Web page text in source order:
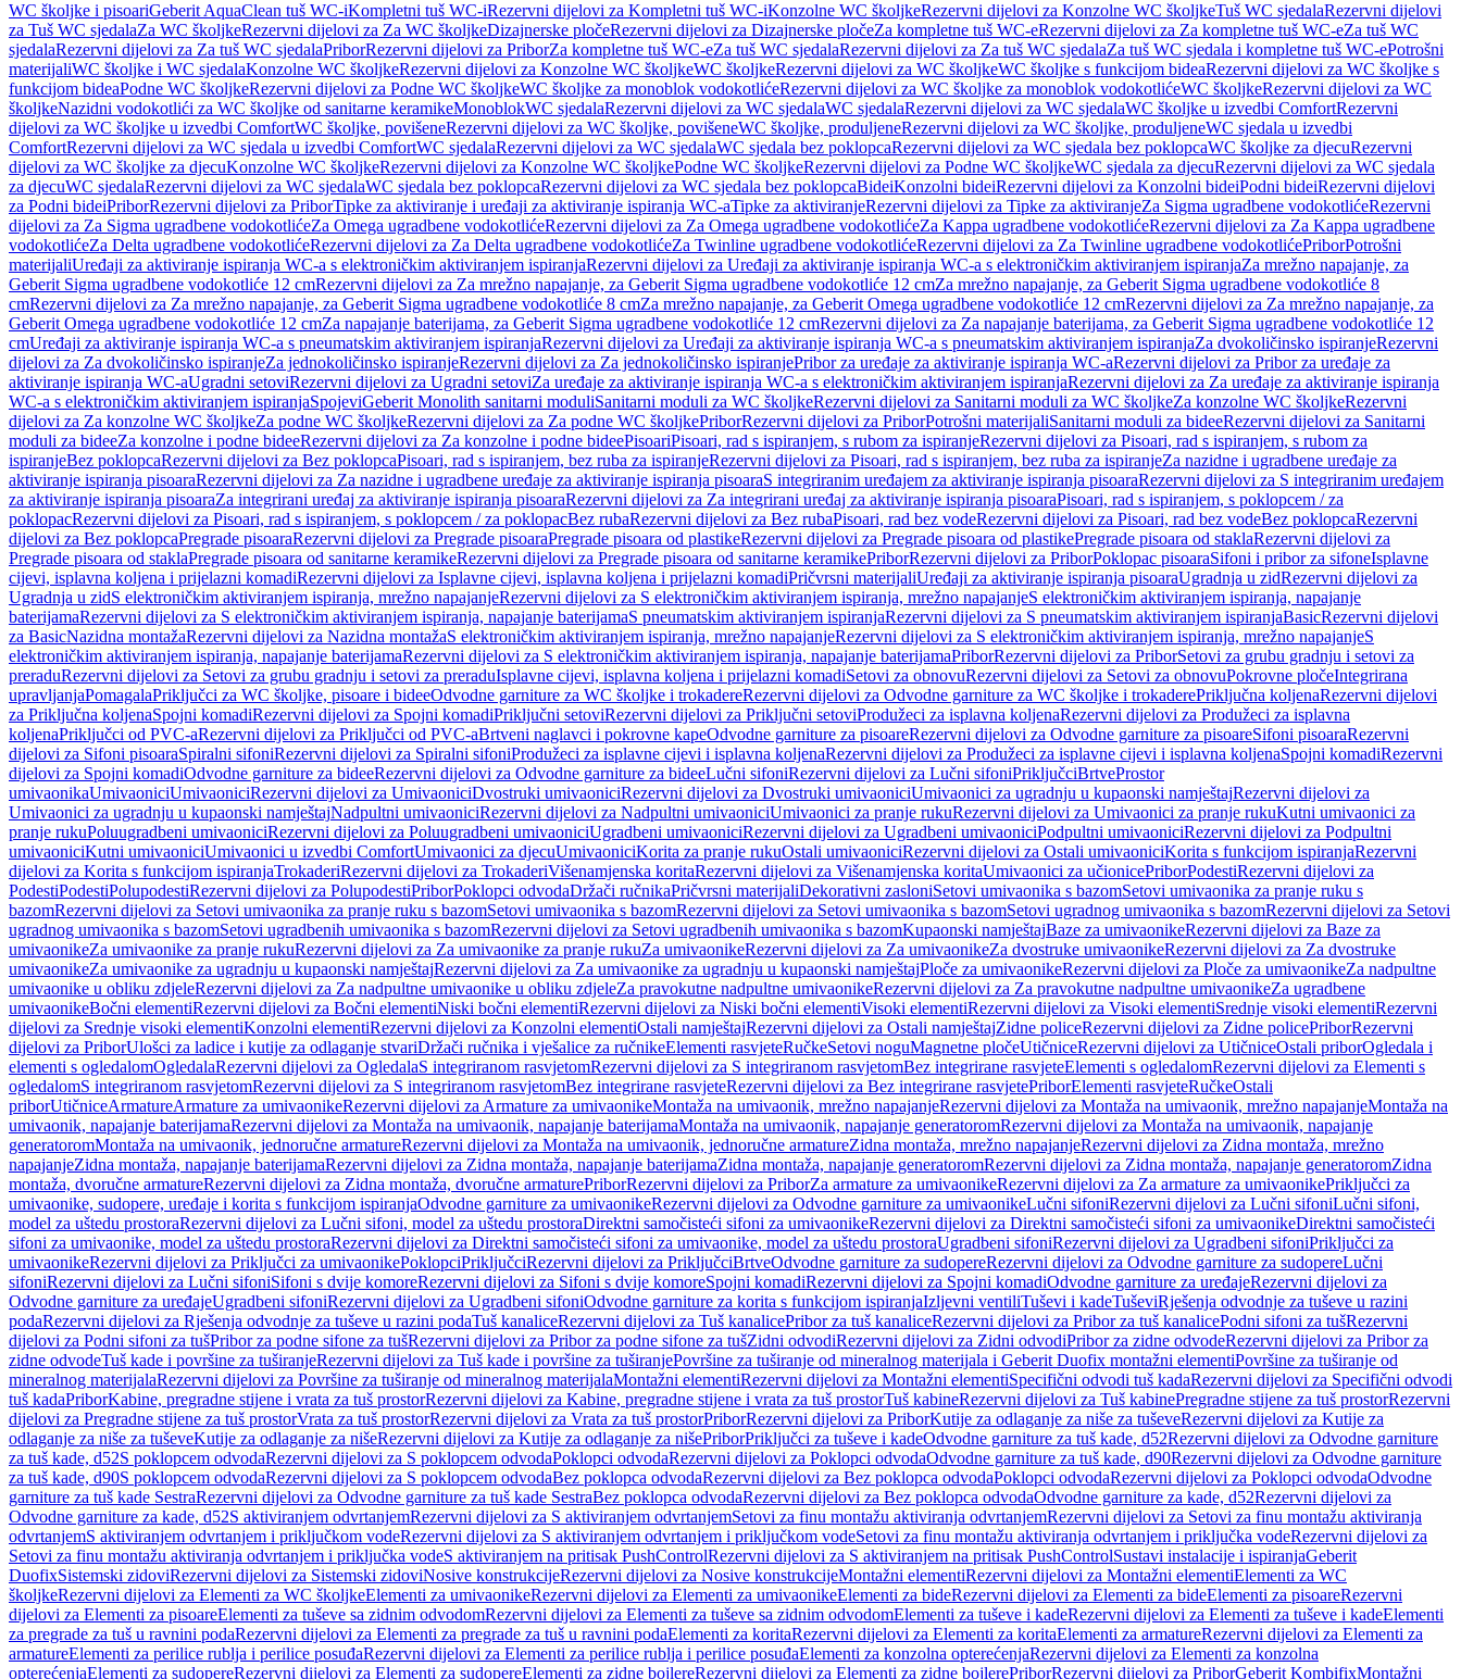
WC školjke i pisoariGeberit AquaClean tuš WC-iKompletni tuš WC-iRezervni dijelovi za Kompletni tuš WC-iKonzolne WC školjkeRezervni dijelovi za Konzolne WC školjkeTuš WC sjedalaRezervni dijelovi
za Tuš WC sjedalaZa WC školjkeRezervni dijelovi za Za WC školjkeDizajnerske pločeRezervni dijelovi za Dizajnerske pločeZa kompletne tuš WC-eRezervni dijelovi za Za kompletne tuš WC-eZa tuš WC
sjedalaRezervni dijelovi za Za tuš WC sjedalaPriborRezervni dijelovi za PriborZa kompletne tuš WC-eZa tuš WC sjedalaRezervni dijelovi za Za tuš WC sjedalaZa tuš WC sjedala i kompletne tuš WC-ePotrošni
materijaliWC školjke i WC sjedalaKonzolne WC školjkeRezervni dijelovi za Konzolne WC školjkeWC školjkeRezervni dijelovi za WC školjkeWC školjke s funkcijom bideaRezervni dijelovi za WC školjke s
funkcijom bideaPodne WC školjkeRezervni dijelovi za Podne WC školjkeWC školjke za monoblok vodokotlićeRezervni dijelovi za WC školjke za monoblok vodokotlićeWC školjkeRezervni dijelovi za WC
školjkeNazidni vodokotlići za WC školjke od sanitarne keramikeMonoblokWC sjedalaRezervni dijelovi za WC sjedalaWC sjedalaRezervni dijelovi za WC sjedalaWC školjke u izvedbi ComfortRezervni
dijelovi za WC školjke u izvedbi ComfortWC školjke, povišeneRezervni dijelovi za WC školjke, povišeneWC školjke, produljeneRezervni dijelovi za WC školjke, produljeneWC sjedala u izvedbi
ComfortRezervni dijelovi za WC sjedala u izvedbi ComfortWC sjedalaRezervni dijelovi za WC sjedalaWC sjedala bez poklopcaRezervni dijelovi za WC sjedala bez poklopcaWC školjke za djecuRezervni
dijelovi za WC školjke za djecuKonzolne WC školjkeRezervni dijelovi za Konzolne WC školjkePodne WC školjkeRezervni dijelovi za Podne WC školjkeWC sjedala za djecuRezervni dijelovi za WC sjedala
za djecuWC sjedalaRezervni dijelovi za WC sjedalaWC sjedala bez poklopcaRezervni dijelovi za WC sjedala bez poklopcaBideiKonzolni bideiRezervni dijelovi za Konzolni bideiPodni bideiRezervni dijelovi
za Podni bideiPriborRezervni dijelovi za PriborTipke za aktiviranje i uređaji za aktiviranje ispiranja WC-aTipke za aktiviranjeRezervni dijelovi za Tipke za aktiviranjeZa Sigma ugradbene vodokotlićeRezervni
dijelovi za Za Sigma ugradbene vodokotlićeZa Omega ugradbene vodokotlićeRezervni dijelovi za Za Omega ugradbene vodokotlićeZa Kappa ugradbene vodokotlićeRezervni dijelovi za Za Kappa ugradbene
vodokotlićeZa Delta ugradbene vodokotlićeRezervni dijelovi za Za Delta ugradbene vodokotlićeZa Twinline ugradbene vodokotlićeRezervni dijelovi za Za Twinline ugradbene vodokotlićePriborPotrošni
materijaliUređaji za aktiviranje ispiranja WC-a s elektroničkim aktiviranjem ispiranjaRezervni dijelovi za Uređaji za aktiviranje ispiranja WC-a s elektroničkim aktiviranjem ispiranjaZa mrežno napajanje, za
Geberit Sigma ugradbene vodokotliće 12 cmRezervni dijelovi za Za mrežno napajanje, za Geberit Sigma ugradbene vodokotliće 12 cmZa mrežno napajanje, za Geberit Sigma ugradbene vodokotliće 8
cmRezervni dijelovi za Za mrežno napajanje, za Geberit Sigma ugradbene vodokotliće 8 cmZa mrežno napajanje, za Geberit Omega ugradbene vodokotliće 12 cmRezervni dijelovi za Za mrežno napajanje, za
Geberit Omega ugradbene vodokotliće 12 cmZa napajanje baterijama, za Geberit Sigma ugradbene vodokotliće 12 cmRezervni dijelovi za Za napajanje baterijama, za Geberit Sigma ugradbene vodokotliće 12
cmUređaji za aktiviranje ispiranja WC-a s pneumatskim aktiviranjem ispiranjaRezervni dijelovi za Uređaji za aktiviranje ispiranja WC-a s pneumatskim aktiviranjem ispiranjaZa dvokoličinsko ispiranjeRezervni
dijelovi za Za dvokoličinsko ispiranjeZa jednokoličinsko ispiranjeRezervni dijelovi za Za jednokoličinsko ispiranjePribor za uređaje za aktiviranje ispiranja WC-aRezervni dijelovi za Pribor za uređaje za
aktiviranje ispiranja WC-aUgradni setoviRezervni dijelovi za Ugradni setoviZa uređaje za aktiviranje ispiranja WC-a s elektroničkim aktiviranjem ispiranjaRezervni dijelovi za Za uređaje za aktiviranje ispiranja
WC-a s elektroničkim aktiviranjem ispiranjaSpojeviGeberit Monolith sanitarni moduliSanitarni moduli za WC školjkeRezervni dijelovi za Sanitarni moduli za WC školjkeZa konzolne WC školjkeRezervni
dijelovi za Za konzolne WC školjkeZa podne WC školjkeRezervni dijelovi za Za podne WC školjkePriborRezervni dijelovi za PriborPotrošni materijaliSanitarni moduli za bideeRezervni dijelovi za Sanitarni
moduli za bideeZa konzolne i podne bideeRezervni dijelovi za Za konzolne i podne bideePisoariPisoari, rad s ispiranjem, s rubom za ispiranjeRezervni dijelovi za Pisoari, rad s ispiranjem, s rubom za
ispiranjeBez poklopcaRezervni dijelovi za Bez poklopcaPisoari, rad s ispiranjem, bez ruba za ispiranjeRezervni dijelovi za Pisoari, rad s ispiranjem, bez ruba za ispiranjeZa nazidne i ugradbene uređaje za
aktiviranje ispiranja pisoaraRezervni dijelovi za Za nazidne i ugradbene uređaje za aktiviranje ispiranja pisoaraS integriranim uređajem za aktiviranje ispiranja pisoaraRezervni dijelovi za S integriranim uređajem
za aktiviranje ispiranja pisoaraZa integrirani uređaj za aktiviranje ispiranja pisoaraRezervni dijelovi za Za integrirani uređaj za aktiviranje ispiranja pisoaraPisoari, rad s ispiranjem, s poklopcem / za
poklopacRezervni dijelovi za Pisoari, rad s ispiranjem, s poklopcem / za poklopacBez rubaRezervni dijelovi za Bez rubaPisoari, rad bez vodeRezervni dijelovi za Pisoari, rad bez vodeBez poklopcaRezervni
dijelovi za Bez poklopcaPregrade pisoaraRezervni dijelovi za Pregrade pisoaraPregrade pisoara od plastikeRezervni dijelovi za Pregrade pisoara od plastikePregrade pisoara od staklaRezervni dijelovi za
Pregrade pisoara od staklaPregrade pisoara od sanitarne keramikeRezervni dijelovi za Pregrade pisoara od sanitarne keramikePriborRezervni dijelovi za PriborPoklopac pisoaraSifoni i pribor za sifoneIsplavne
cijevi, isplavna koljena i prijelazni komadiRezervni dijelovi za Isplavne cijevi, isplavna koljena i prijelazni komadiPričvrsni materijaliUređaji za aktiviranje ispiranja pisoaraUgradnja u zidRezervni dijelovi za
Ugradnja u zidS elektroničkim aktiviranjem ispiranja, mrežno napajanjeRezervni dijelovi za S elektroničkim aktiviranjem ispiranja, mrežno napajanjeS elektroničkim aktiviranjem ispiranja, napajanje
baterijamaRezervni dijelovi za S elektroničkim aktiviranjem ispiranja, napajanje baterijamaS pneumatskim aktiviranjem ispiranjaRezervni dijelovi za S pneumatskim aktiviranjem ispiranjaBasicRezervni dijelovi
za BasicNazidna montažaRezervni dijelovi za Nazidna montažaS elektroničkim aktiviranjem ispiranja, mrežno napajanjeRezervni dijelovi za S elektroničkim aktiviranjem ispiranja, mrežno napajanjeS
elektroničkim aktiviranjem ispiranja, napajanje baterijamaRezervni dijelovi za S elektroničkim aktiviranjem ispiranja, napajanje baterijamaPriborRezervni dijelovi za PriborSetovi za grubu gradnju i setovi za
preraduRezervni dijelovi za Setovi za grubu gradnju i setovi za preraduIsplavne cijevi, isplavna koljena i prijelazni komadiSetovi za obnovuRezervni dijelovi za Setovi za obnovuPokrovne pločeIntegrirana
upravljanjaPomagalaPriključci za WC školjke, pisoare i bideeOdvodne garniture za WC školjke i trokadereRezervni dijelovi za Odvodne garniture za WC školjke i trokaderePriključna koljenaRezervni dijelovi
za Priključna koljenaSpojni komadiRezervni dijelovi za Spojni komadiPriključni setoviRezervni dijelovi za Priključni setoviProdužeci za isplavna koljenaRezervni dijelovi za Produžeci za isplavna
koljenaPriključci od PVC-aRezervni dijelovi za Priključci od PVC-aBrtveni naglavci i pokrovne kapeOdvodne garniture za pisoareRezervni dijelovi za Odvodne garniture za pisoareSifoni pisoaraRezervni
dijelovi za Sifoni pisoaraSpiralni sifoniRezervni dijelovi za Spiralni sifoniProdužeci za isplavne cijevi i isplavna koljenaRezervni dijelovi za Produžeci za isplavne cijevi i isplavna koljenaSpojni komadiRezervni
dijelovi za Spojni komadiOdvodne garniture za bideeRezervni dijelovi za Odvodne garniture za bideeLučni sifoniRezervni dijelovi za Lučni sifoniPriključciBrtveProstor
umivaonikaUmivaoniciUmivaoniciRezervni dijelovi za UmivaoniciDvostruki umivaoniciRezervni dijelovi za Dvostruki umivaoniciUmivaonici za ugradnju u kupaonski namještajRezervni dijelovi za
Umivaonici za ugradnju u kupaonski namještajNadpultni umivaoniciRezervni dijelovi za Nadpultni umivaoniciUmivaonici za pranje rukuRezervni dijelovi za Umivaonici za pranje rukuKutni umivaonici za
pranje rukuPoluugradbeni umivaoniciRezervni dijelovi za Poluugradbeni umivaoniciUgradbeni umivaoniciRezervni dijelovi za Ugradbeni umivaoniciPodpultni umivaoniciRezervni dijelovi za Podpultni
umivaoniciKutni umivaoniciUmivaonici u izvedbi ComfortUmivaonici za djecuUmivaoniciKorita za pranje rukuOstali umivaoniciRezervni dijelovi za Ostali umivaoniciKorita s funkcijom ispiranjaRezervni
dijelovi za Korita s funkcijom ispiranjaTrokaderiRezervni dijelovi za TrokaderiVišenamjenska koritaRezervni dijelovi za Višenamjenska koritaUmivaonici za učionicePriborPodestiRezervni dijelovi za
PodestiPodestiPolupodestiRezervni dijelovi za PolupodestiPriborPoklopci odvodaDržači ručnikaPričvrsni materijaliDekorativni zasloniSetovi umivaonika s bazomSetovi umivaonika za pranje ruku s
bazomRezervni dijelovi za Setovi umivaonika za pranje ruku s bazomSetovi umivaonika s bazomRezervni dijelovi za Setovi umivaonika s bazomSetovi ugradnog umivaonika s bazomRezervni dijelovi za Setovi
ugradnog umivaonika s bazomSetovi ugradbenih umivaonika s bazomRezervni dijelovi za Setovi ugradbenih umivaonika s bazomKupaonski namještajBaze za umivaonikeRezervni dijelovi za Baze za
umivaonikeZa umivaonike za pranje rukuRezervni dijelovi za Za umivaonike za pranje rukuZa umivaonikeRezervni dijelovi za Za umivaonikeZa dvostruke umivaonikeRezervni dijelovi za Za dvostruke
umivaonikeZa umivaonike za ugradnju u kupaonski namještajRezervni dijelovi za Za umivaonike za ugradnju u kupaonski namještajPloče za umivaonikeRezervni dijelovi za Ploče za umivaonikeZa nadpultne
umivaonike u obliku zdjeleRezervni dijelovi za Za nadpultne umivaonike u obliku zdjeleZa pravokutne nadpultne umivaonikeRezervni dijelovi za Za pravokutne nadpultne umivaonikeZa ugradbene
umivaonikeBočni elementiRezervni dijelovi za Bočni elementiNiski bočni elementiRezervni dijelovi za Niski bočni elementiVisoki elementiRezervni dijelovi za Visoki elementiSrednje visoki elementiRezervni
dijelovi za Srednje visoki elementiKonzolni elementiRezervni dijelovi za Konzolni elementiOstali namještajRezervni dijelovi za Ostali namještajZidne policeRezervni dijelovi za Zidne policePriborRezervni
dijelovi za PriborUlošci za ladice i kutije za odlaganje stvariDržači ručnika i vješalice za ručnikeElementi rasvjeteRučkeSetovi noguMagnetne pločeUtičniceRezervni dijelovi za UtičniceOstali priborOgledala i
elementi s ogledalomOgledalaRezervni dijelovi za OgledalaS integriranom rasvjetomRezervni dijelovi za S integriranom rasvjetomBez integrirane rasvjeteElementi s ogledalomRezervni dijelovi za Elementi s
ogledalomS integriranom rasvjetomRezervni dijelovi za S integriranom rasvjetomBez integrirane rasvjeteRezervni dijelovi za Bez integrirane rasvjetePriborElementi rasvjeteRučkeOstali
priborUtičniceArmatureArmature za umivaonikeRezervni dijelovi za Armature za umivaonikeMontaža na umivaonik, mrežno napajanjeRezervni dijelovi za Montaža na umivaonik, mrežno napajanjeMontaža na
umivaonik, napajanje baterijamaRezervni dijelovi za Montaža na umivaonik, napajanje baterijamaMontaža na umivaonik, napajanje generatoromRezervni dijelovi za Montaža na umivaonik, napajanje
generatoromMontaža na umivaonik, jednoručne armatureRezervni dijelovi za Montaža na umivaonik, jednoručne armatureZidna montaža, mrežno napajanjeRezervni dijelovi za Zidna montaža, mrežno
napajanjeZidna montaža, napajanje baterijamaRezervni dijelovi za Zidna montaža, napajanje baterijamaZidna montaža, napajanje generatoromRezervni dijelovi za Zidna montaža, napajanje generatoromZidna
montaža, dvoručne armatureRezervni dijelovi za Zidna montaža, dvoručne armaturePriborRezervni dijelovi za PriborZa armature za umivaonikeRezervni dijelovi za Za armature za umivaonikePriključci za
umivaonike, sudopere, uređaje i korita s funkcijom ispiranjaOdvodne garniture za umivaonikeRezervni dijelovi za Odvodne garniture za umivaonikeLučni sifoniRezervni dijelovi za Lučni sifoniLučni sifoni,
model za uštedu prostoraRezervni dijelovi za Lučni sifoni, model za uštedu prostoraDirektni samočisteći sifoni za umivaonikeRezervni dijelovi za Direktni samočisteći sifoni za umivaonikeDirektni samočisteći
sifoni za umivaonike, model za uštedu prostoraRezervni dijelovi za Direktni samočisteći sifoni za umivaonike, model za uštedu prostoraUgradbeni sifoniRezervni dijelovi za Ugradbeni sifoniPriključci za
umivaonikeRezervni dijelovi za Priključci za umivaonikePoklopciPriključciRezervni dijelovi za PriključciBrtveOdvodne garniture za sudopereRezervni dijelovi za Odvodne garniture za sudopereLučni
sifoniRezervni dijelovi za Lučni sifoniSifoni s dvije komoreRezervni dijelovi za Sifoni s dvije komoreSpojni komadiRezervni dijelovi za Spojni komadiOdvodne garniture za uređajeRezervni dijelovi za
Odvodne garniture za uređajeUgradbeni sifoniRezervni dijelovi za Ugradbeni sifoniOdvodne garniture za korita s funkcijom ispiranjaIzljevni ventiliTuševi i kadeTuševiRješenja odvodnje za tuševe u razini
podaRezervni dijelovi za Rješenja odvodnje za tuševe u razini podaTuš kanaliceRezervni dijelovi za Tuš kanalicePribor za tuš kanaliceRezervni dijelovi za Pribor za tuš kanalicePodni sifoni za tušRezervni
dijelovi za Podni sifoni za tušPribor za podne sifone za tušRezervni dijelovi za Pribor za podne sifone za tušZidni odvodiRezervni dijelovi za Zidni odvodiPribor za zidne odvodeRezervni dijelovi za Pribor za
zidne odvodeTuš kade i površine za tuširanjeRezervni dijelovi za Tuš kade i površine za tuširanjePovršine za tuširanje od mineralnog materijala i Geberit Duofix montažni elementiPovršine za tuširanje od
mineralnog materijalaRezervni dijelovi za Površine za tuširanje od mineralnog materijalaMontažni elementiRezervni dijelovi za Montažni elementiSpecifični odvodi tuš kadaRezervni dijelovi za Specifični odvodi
tuš kadaPriborKabine, pregradne stijene i vrata za tuš prostorRezervni dijelovi za Kabine, pregradne stijene i vrata za tuš prostorTuš kabineRezervni dijelovi za Tuš kabinePregradne stijene za tuš prostorRezervni
dijelovi za Pregradne stijene za tuš prostorVrata za tuš prostorRezervni dijelovi za Vrata za tuš prostorPriborRezervni dijelovi za PriborKutije za odlaganje za niše za tuševeRezervni dijelovi za Kutije za
odlaganje za niše za tuševeKutije za odlaganje za nišeRezervni dijelovi za Kutije za odlaganje za nišePriborPriključci za tuševe i kadeOdvodne garniture za tuš kade, d52Rezervni dijelovi za Odvodne garniture
za tuš kade, d52S poklopcem odvodaRezervni dijelovi za S poklopcem odvodaPoklopci odvodaRezervni dijelovi za Poklopci odvodaOdvodne garniture za tuš kade, d90Rezervni dijelovi za Odvodne garniture
za tuš kade, d90S poklopcem odvodaRezervni dijelovi za S poklopcem odvodaBez poklopca odvodaRezervni dijelovi za Bez poklopca odvodaPoklopci odvodaRezervni dijelovi za Poklopci odvodaOdvodne
garniture za tuš kade SestraRezervni dijelovi za Odvodne garniture za tuš kade SestraBez poklopca odvodaRezervni dijelovi za Bez poklopca odvodaOdvodne garniture za kade, d52Rezervni dijelovi za
Odvodne garniture za kade, d52S aktiviranjem odvrtanjemRezervni dijelovi za S aktiviranjem odvrtanjemSetovi za finu montažu aktiviranja odvrtanjemRezervni dijelovi za Setovi za finu montažu aktiviranja
odvrtanjemS aktiviranjem odvrtanjem i priključkom vodeRezervni dijelovi za S aktiviranjem odvrtanjem i priključkom vodeSetovi za finu montažu aktiviranja odvrtanjem i priključka vodeRezervni dijelovi za
Setovi za finu montažu aktiviranja odvrtanjem i priključka vodeS aktiviranjem na pritisak PushControlRezervni dijelovi za S aktiviranjem na pritisak PushControlSustavi instalacije i ispiranjaGeberit
DuofixSistemski zidoviRezervni dijelovi za Sistemski zidoviNosive konstrukcijeRezervni dijelovi za Nosive konstrukcijeMontažni elementiRezervni dijelovi za Montažni elementiElementi za WC
školjkeRezervni dijelovi za Elementi za WC školjkeElementi za umivaonikeRezervni dijelovi za Elementi za umivaonikeElementi za bideRezervni dijelovi za Elementi za bideElementi za pisoareRezervni
dijelovi za Elementi za pisoareElementi za tuševe sa zidnim odvodomRezervni dijelovi za Elementi za tuševe sa zidnim odvodomElementi za tuševe i kadeRezervni dijelovi za Elementi za tuševe i kadeElementi
za pregrade za tuš u ravnini podaRezervni dijelovi za Elementi za pregrade za tuš u ravnini podaElementi za koritaRezervni dijelovi za Elementi za koritaElementi za armatureRezervni dijelovi za Elementi za
armatureElementi za perilice rublja i perilice posuđaRezervni dijelovi za Elementi za perilice rublja i perilice posuđaElementi za konzolna opterećenjaRezervni dijelovi za Elementi za konzolna
opterećenjaElementi za sudopereRezervni dijelovi za Elementi za sudopereElementi za zidne bojlereRezervni dijelovi za Elementi za zidne bojlerePriborRezervni dijelovi za PriborGeberit KombifixMontažni